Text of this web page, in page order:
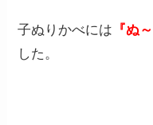
子ぬりかべには 『ぬ～
した。